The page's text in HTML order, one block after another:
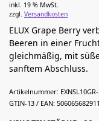
inkl. 19 % MwSt.
zzgl. Versandkosten
ELUX Grape Berry
Beeren in einer
gleichmäßig, mit
sanftem Abschluss.
Artikelnummer:
GTIN-13 / EAN: